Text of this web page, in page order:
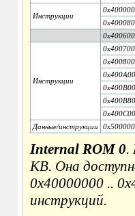
Инструкции
Инструкции
Данные/инструкции
Internal ROM 0.
KB. Она
0x40000000 ..
инструкций.